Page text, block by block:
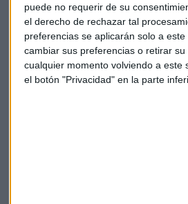
puede no requerir de su
el derecho de rechazar tal
preferencias se aplicarán solo a
cambiar sus preferencias o retirar
cualquier momento volviendo a este
el botón "Privacidad" en la parte
y el 7,9% en los Estados Unidos y
Banco central.
Protagonistas
Subidas paraVodafone (+1%)que